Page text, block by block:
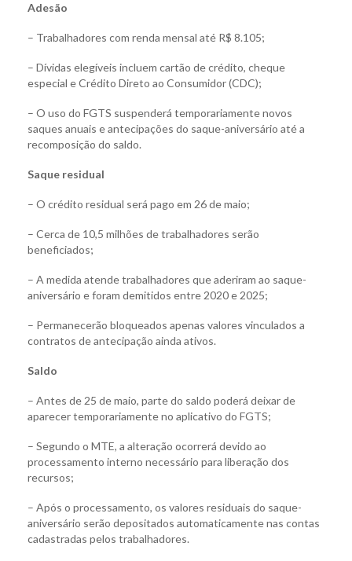
Adesão
– Trabalhadores com renda mensal até R$ 8.105;
– Dívidas elegíveis incluem cartão de crédito, cheque
especial e Crédito Direto ao Consumidor (CDC);
– O uso do FGTS suspenderá temporariamente novos
saques anuais e antecipações do saque-aniversário até a
recomposição do saldo.
Saque residual
– O crédito residual será pago em 26 de maio;
– Cerca de 10,5 milhões de trabalhadores serão
beneficiados;
– A medida atende trabalhadores que aderiram ao saque-
aniversário e foram demitidos entre 2020 e 2025;
– Permanecerão bloqueados apenas valores vinculados a
contratos de antecipação ainda ativos.
Saldo
– Antes de 25 de maio, parte do saldo poderá deixar de
aparecer temporariamente no aplicativo do FGTS;
– Segundo o MTE, a alteração ocorrerá devido ao
processamento interno necessário para liberação dos
recursos;
– Após o processamento, os valores residuais do saque-
aniversário serão depositados automaticamente nas contas
cadastradas pelos trabalhadores.